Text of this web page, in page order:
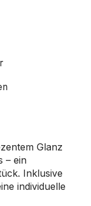
Glanz
– ein
Inklusive
individuelle